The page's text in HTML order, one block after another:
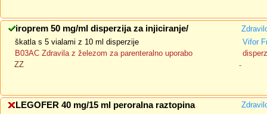
iroprem 50 mg/ml disperzija za injiciranje/
škatla s 5 vialami z 10 ml disperzije
Vifor
B03AC Zdravila z železom za parenteralno uporabo
ZZ
-
LEGOFER 40 mg/15 ml peroralna raztopina